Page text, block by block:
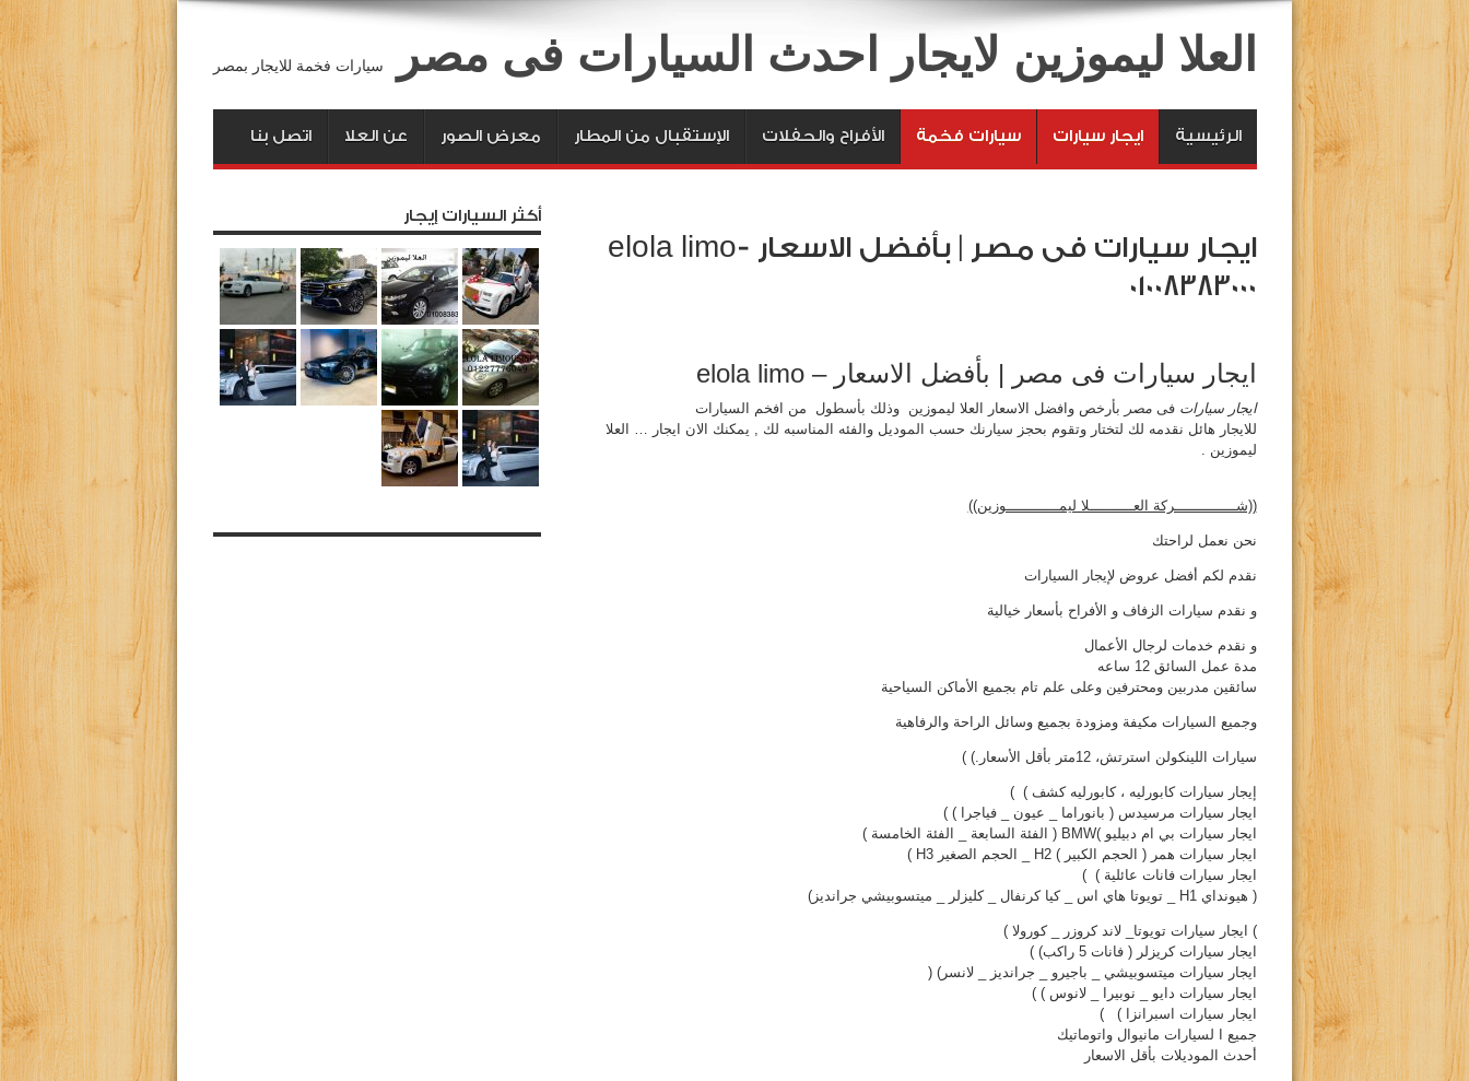
العلا ليموزين لايجار احدث السيارات فى مصر سيارات فخمة للايجار بمصر
الرئيسية ايجار سيارات سيارات فخمة الأفراح والحفلات الإستقبال من المطار معرض الصور عن العلا اتصل بنا
ايجار سيارات فى مصر | بأفضل الاسعار -elola limo
01008383000
ايجار سيارات فى مصر | بأفضل الاسعار – elola limo
ايجار سيارات فىمصر بأرخص وافضل الاسعار العلا ليموزين وذلك بأسطول من افخم السيارات
للايجار هائل نقدمه لك لتختار وتقوم بحجز سيارنك حسب الموديل والفئه المناسبه لك , يمكنك الان ايجار … العلا
ليموزين .
((شــــــــــــــركة العــــــــــلا ليمــــــــــــوزين))
نحن نعمل لراحتك
نقدم لكم أفضل عروض لإيجار السيارات
و نقدم سيارات الزفاف و الأفراح بأسعار خيالية
و نقدم خدمات لرجال الأعمال
مدة عمل السائق 12 ساعه
سائقين مدربين ومحترفين وعلى علم تام بجميع الأماكن السياحية
وجميع السيارات مكيفة ومزودة بجميع وسائل الراحة والرفاهية
سيارات اللينكولن استرتش، 12متر بأقل الأسعار.) )
إيجار سيارات كابورليه ، كابورليه كشف ) )
ايجار سيارات مرسيدس ( بانوراما _ عيون _ فياجرا ) )
ايجار سيارات بي ام دبيليو )BMW ( الفئة السابعة _ الفئة الخامسة )
ايجار سيارات همر ( الحجم الكبير ) H2 _ الحجم الصغير H3 )
ايجار سيارات فانات عائلية ) )
( هيونداي H1 _ تويوتا هاي اس _ كيا كرنفال _ كليزلر _ ميتسوبيشي جرانديز)
) ايجار سيارات تويوتا_ لاند كروزر _ كورولا )
ايجار سيارات كريزلر ( فانات 5 راكب) )
ايجار سيارات ميتسوبيشي _ باجيرو _ جرانديز _ لانسر) (
ايجار سيارات دايو _ نوبيرا _ لانوس ) )
ايجار سيارات اسبرانزا ) )
جميع ا لسيارات مانيوال واتوماتيك
أحدث الموديلات بأقل الاسعار
أكثر السيارات إيجار